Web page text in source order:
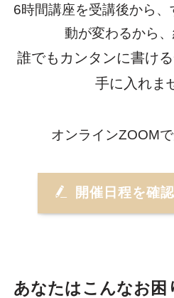
6時間講座を受講後から
動が変わるから、
誰でもカンタンに書け
手に入れま
オンラインZOOMで
開催日程を確
あなたはこんなお困